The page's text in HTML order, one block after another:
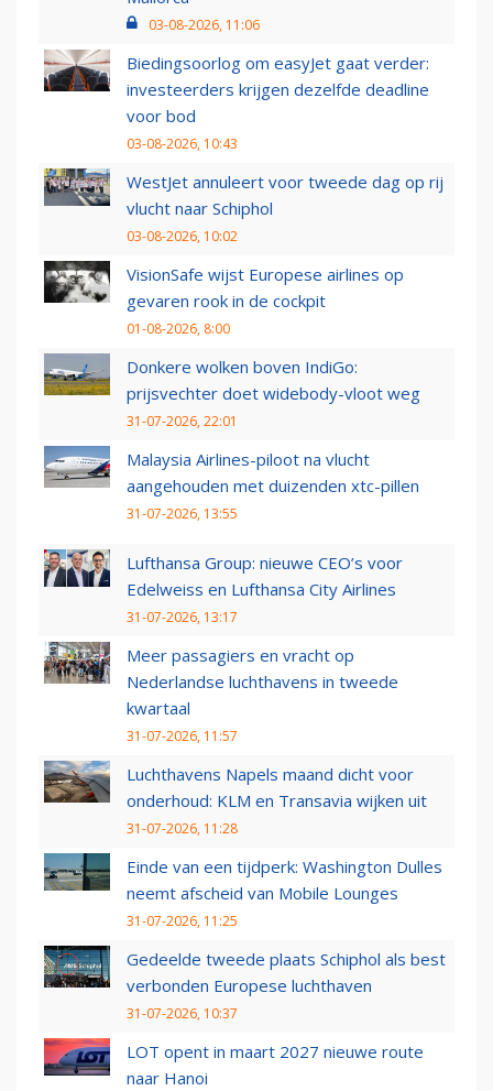
03-08-2026, 11:06
Biedingsoorlog om easyJet gaat verder:
investeerders krijgen dezelfde deadline
voor bod
03-08-2026, 10:43
WestJet annuleert voor tweede dag op rij
vlucht naar Schiphol
03-08-2026, 10:02
VisionSafe wijst Europese airlines op
gevaren rook in de cockpit
01-08-2026, 8:00
Donkere wolken boven IndiGo:
prijsvechter doet widebody-vloot weg
31-07-2026, 22:01
Malaysia Airlines-piloot na vlucht
aangehouden met duizenden xtc-pillen
31-07-2026, 13:55
Lufthansa Group: nieuwe CEO’s voor
Edelweiss en Lufthansa City Airlines
31-07-2026, 13:17
Meer passagiers en vracht op
Nederlandse luchthavens in tweede
kwartaal
31-07-2026, 11:57
Luchthavens Napels maand dicht voor
onderhoud: KLM en Transavia wijken uit
31-07-2026, 11:28
Einde van een tijdperk: Washington Dulles
neemt afscheid van Mobile Lounges
31-07-2026, 11:25
Gedeelde tweede plaats Schiphol als best
verbonden Europese luchthaven
31-07-2026, 10:37
LOT opent in maart 2027 nieuwe route
naar Hanoi